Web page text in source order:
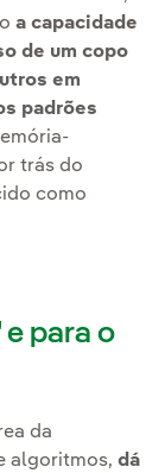
a capacidade
de um copo
em
padrões
trás do
como
para o
da
algoritmos, dá